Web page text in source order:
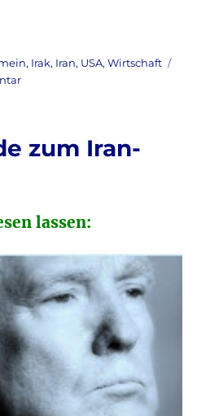
le
n
, Irak, Iran, USA,Wirtschaft
zu
Ist
hilfreich?
zum Iran-
lassen: